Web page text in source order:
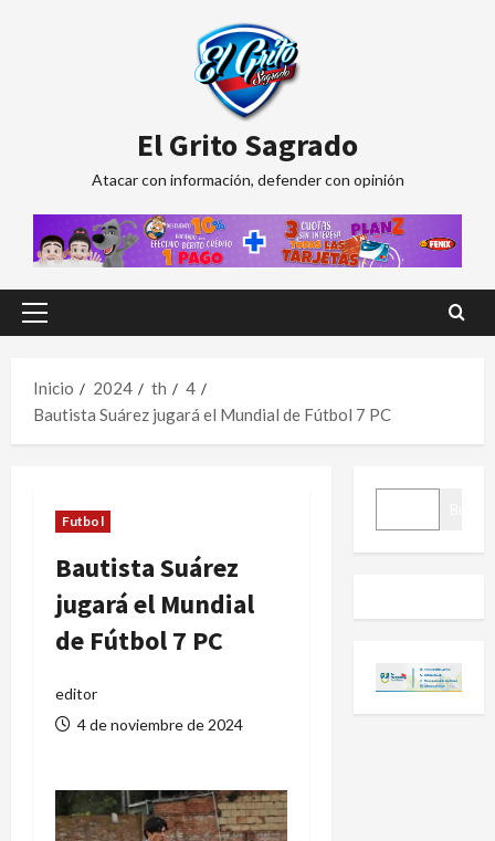
El Grito Sagrado
Atacar con información, defender con opinión
Menú
Inicio
2024 th
4
Bautista Suárez jugará el Mundial de Fútbol 7 PC
Futbol
Bautista Suárez
jugará el Mundial
de Fútbol 7 PC
editor
4 de noviembre de 2024